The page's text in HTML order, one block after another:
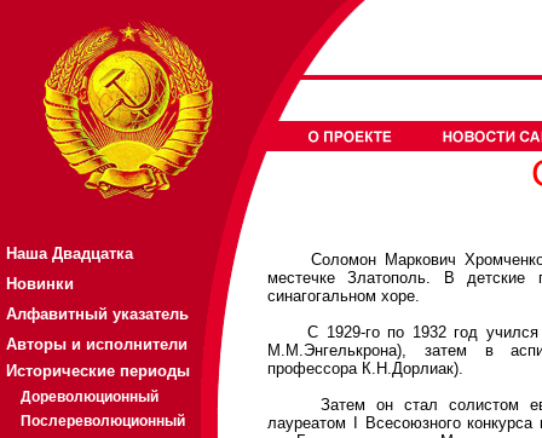
Наша Двадцатка
Новинки
Алфавитный указатель
Авторы и исполнители
Исторические периоды
Дореволюционный
Послереволюционный
Соломон Маркович Хромченко
местечке Златополь. В
синагогальном хоре.
С 1929-го по 1932 год учился в
М.М.Энгелькрона), затем в
профессора К.Н.Дорлиак).
Затем он стал солистом
лауреатом I Всесоюзного конкурса